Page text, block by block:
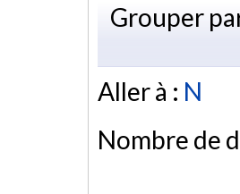
Grouper
Aller à : N
Nombre de